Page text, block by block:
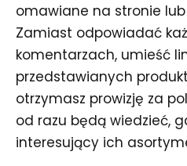
omawiane na stronie
Zamiast odpowiadać
komentarzach, umieść
przedstawianych
otrzymasz prowizję za
od razu będą wiedzieć,
interesujący ich